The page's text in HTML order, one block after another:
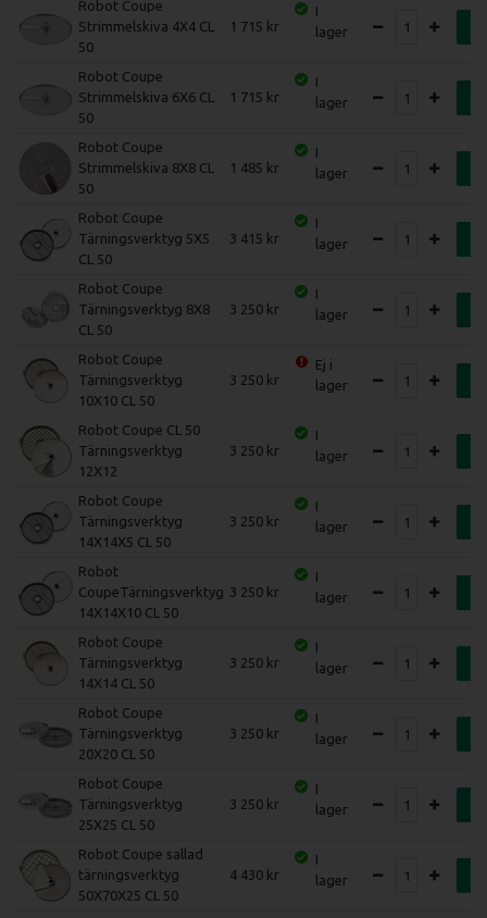
Robot Coupe
Strimmelskiva 4X4 CL
50
1 715
I
lager
Robot Coupe
Strimmelskiva 6X6 CL
50
1 715
I
lager
Robot Coupe
Strimmelskiva 8X8 CL
50
1 485
I
lager
Robot Coupe
Tärningsverktyg 5X5
CL 50
3 415
I
lager
Robot Coupe
Tärningsverktyg 8X8
CL 50
3 250
I
lager
Robot Coupe
Tärningsverktyg
10X10 CL 50
3 250
Ej i
lager
Robot Coupe CL 50
Tärningsverktyg
12X12
3 250
I
lager
Robot Coupe
Tärningsverktyg
14X14X5 CL 50
3 250
I
lager
Robot
CoupeTärningsverktyg
14X14X10 CL 50
3 250
I
lager
Robot Coupe
Tärningsverktyg
14X14 CL 50
3 250
I
lager
Robot Coupe
Tärningsverktyg
20X20 CL 50
3 250
I
lager
Robot Coupe
Tärningsverktyg
25X25 CL 50
3 250
I
lager
Robot Coupe sallad
tärningsverktyg
50X70X25 CL 50
4 430
I
lager